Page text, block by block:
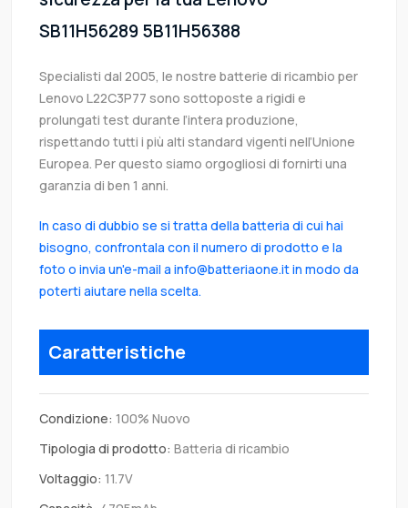
SB11H56289 5B11H56388
Specialisti dal 2005, le nostre batterie di ricambio per
Lenovo L22C3P77 sono sottoposte a rigidi e
prolungati test durante l’intera produzione,
rispettando tutti i più alti standard vigenti nell’Unione
Europea. Per questo siamo orgogliosi di fornirti una
garanzia di ben 1 anni.
In caso di dubbio se si tratta della batteria di cui hai
bisogno, confrontala con il numero di prodotto e la
foto o invia un'e-mail a info@batteriaone.it in modo da
poterti aiutare nella scelta.
Caratteristiche
Condizione: 100% Nuovo
Tipologia di prodotto: Batteria di ricambio
Voltaggio: 11.7V